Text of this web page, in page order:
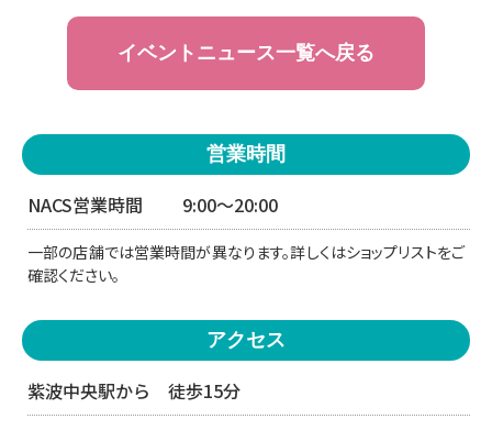
イベントニュース一覧へ戻る
営業時間
NACS営業時間 9:00〜20:00
一部の店舗では営業時間が異なります。詳しくはショップリストをご
確認ください。
アクセス
紫波中央駅から 徒歩15分